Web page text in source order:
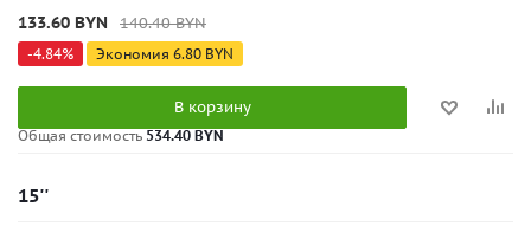
133.60 BYN 140.40BYN
-4.84% Экономия 6.80 BYN
В корзину
Общая стоимость534.40 BYN
15''